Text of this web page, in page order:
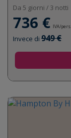
Da 5 giorni / 3 notti
736 € IVA/pers.
Invece di 949 €